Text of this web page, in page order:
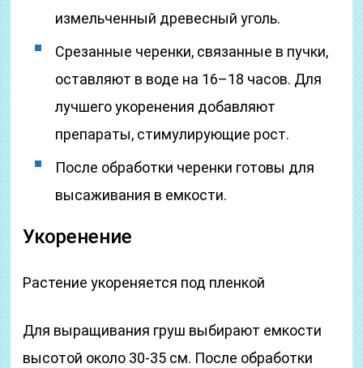
измельченный древесный уголь.
Срезанные черенки, связанные в пучки,
оставляют в воде на 16–18 часов. Для
лучшего укоренения добавляют
препараты, стимулирующие рост.
После обработки черенки готовы для
высаживания в емкости.
Укоренение
Растение укореняется под пленкой
Для выращивания груш выбирают емкости
высотой около 30-35 см. После обработки